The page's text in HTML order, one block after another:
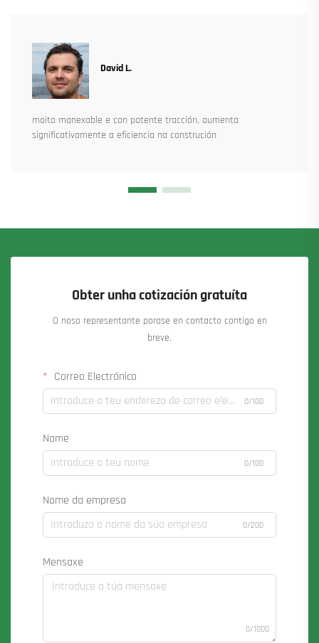
David L.
moito manexable e con potente tracción, aumenta
significativamente a eficiencia na construción
Obter unha cotización gratuíta
O noso representante porase en contacto contigo en
breve.
Correo Electrónico
0/100
Nome
0/100
Nome da empresa
0/200
Mensaxe
0/1000